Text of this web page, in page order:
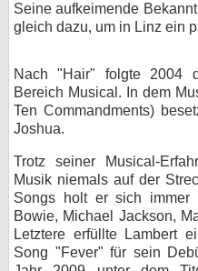
Seine aufkeimende
gleich dazu, um in Linz ein
Nach "Hair" folgte 2004
Bereich Musical. In dem
Ten Commandments)
Joshua.
Trotz seiner Musical-
Musik niemals auf der
Songs holt er sich immer
Bowie, Michael Jackson,
Letztere erfüllte Lambert
Song "Fever" für sein